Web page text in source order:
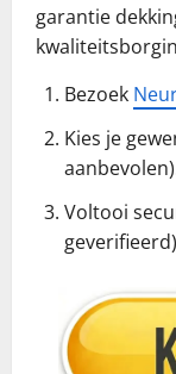
garantie
Bezoek
Kies je
Voltooi